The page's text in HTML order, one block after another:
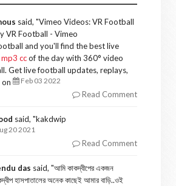
said, "Vimeo Videos: VR Football
VR Football - Vimeo
and you'll find the best live
ccof the day with 360° video
Get live football updates, replays,
on Feb 03 2022
Read Comment
said, "kakdwip
20 2021
Read Comment
das said, "আমি কাকদ্বীপের একজন
হাসপাতালের অনেক কাছেই আমার বাড়ি..ওই